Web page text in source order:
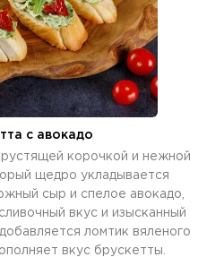
с авокадо
корочкой и нежной
щедро укладывается
сыр и спелое авокадо,
вкус и изысканный
ломтик вяленого
вкус брускетты.